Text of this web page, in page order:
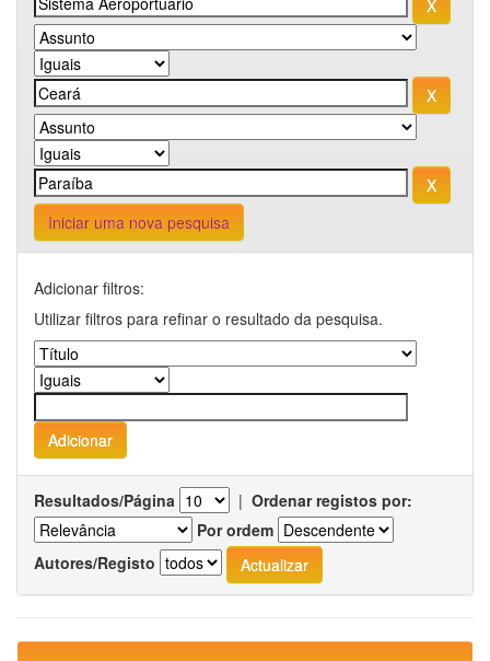
Iniciar uma nova pesquisa
Adicionar filtros:
Utilizar filtros para refinar o resultado da pesquisa.
Resultados/Página | Ordenar registos por:
Por ordem
Autores/Registo